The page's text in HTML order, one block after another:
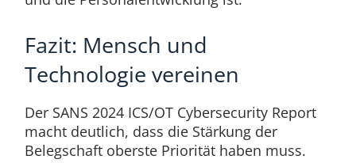
Fazit: Mensch und
Technologie vereinen
Der SANS 2024 ICS/OT Cybersecurity Report
macht deutlich, dass die Stärkung der
Belegschaft oberste Priorität haben muss.